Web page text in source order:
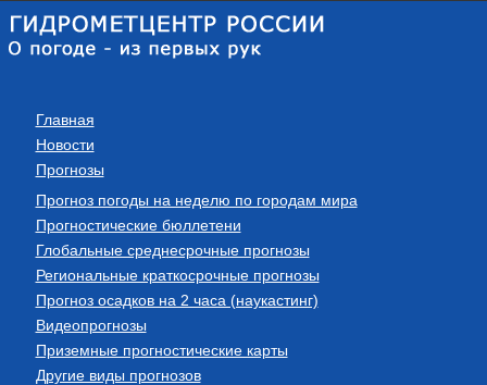
Главная
Новости
Прогнозы
Прогноз погоды на неделю по городам мира
Прогностические бюллетени
Глобальные среднесрочные прогнозы
Региональные краткосрочные прогнозы
Прогноз осадков на 2 часа (наукастинг)
Видеопрогнозы
Приземные прогностические карты
Другие виды прогнозов